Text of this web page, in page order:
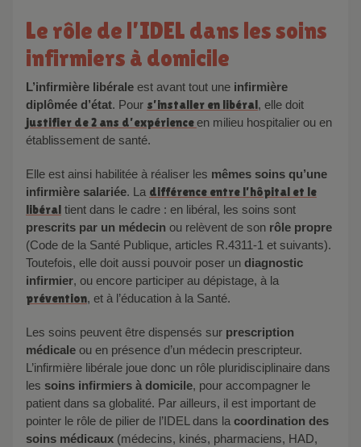
Le rôle de l’IDEL dans les soins
infirmiers à domicile
L’infirmière libérale est avant tout une infirmière
diplômée d’état. Pour s’installer en libéral , elle doit
justifier de 2 ans d’expérienceen milieu hospitalier ou en
établissement de santé.
Elle est ainsi habilitée à réaliser les mêmes soins qu’une
infirmière salariée. La différence entre l’hôpital et le
libéral tient dans le cadre : en libéral, les soins sont
prescrits par un médecin ou relèvent de son rôle propre
(Code de la Santé Publique, articles R.4311-1 et suivants).
Toutefois, elle doit aussi pouvoir poser un diagnostic
infirmier, ou encore participer au dépistage, à la
prévention, et à l’éducation à la Santé.
Les soins peuvent être dispensés sur prescription
médicale ou en présence d’un médecin prescripteur.
L’infirmière libérale joue donc un rôle pluridisciplinaire dans
les soins infirmiers à domicile, pour accompagner le
patient dans sa globalité. Par ailleurs, il est important de
pointer le rôle de pilier de l’IDEL dans lacoordination des
soins médicaux (médecins, kinés, pharmaciens, HAD,